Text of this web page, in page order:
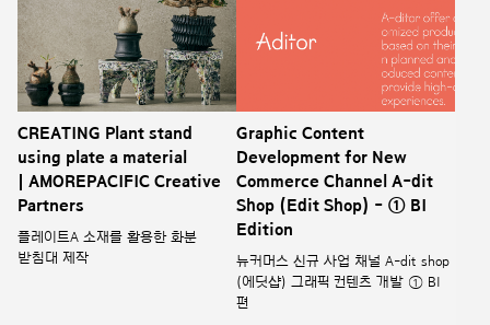
CREATING Plant stand
using plate a material
| AMOREPACIFIC Creative
Partners
플레이트A 소재를 활용한 화분
받침대 제작
Graphic Content
Development for New
Commerce Channel A-dit
Shop (Edit Shop) - ① BI
Edition
뉴커머스 신규 사업 채널 A-dit shop
(에딧샵) 그래픽 컨텐츠 개발 ① BI
편